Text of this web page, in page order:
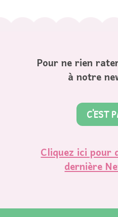
Pour ne rien
à notre
C'EST
Cliquez ici
dernière